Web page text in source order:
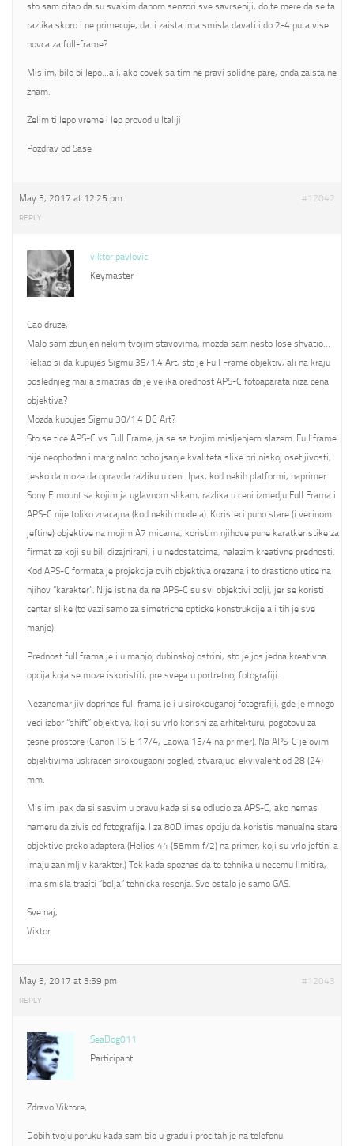
sto sam citao da su svakim danom senzori sve savrseniji, do te mere da se ta
razlika skoro i ne primecuje, da li zaista ima smisla davati i do 2-4 puta vise
novca za full-frame?
Mislim, bilo bi lepo…ali, ako covek sa tim ne pravi solidne pare, onda zaista ne
znam.
Zelim ti lepo vreme i lep provod u Italiji
Pozdrav od Sase
May 5, 2017 at 12:25 pm #12042
REPLY
viktor pavlovic
Keymaster
Cao druze,
Malo sam zbunjen nekim tvojim stavovima, mozda sam nesto lose shvatio…
Rekao si da kupujes Sigmu 35/1.4 Art, sto je Full Frame objektiv, ali na kraju
poslednjeg maila smatras da je velika orednost APS-C fotoaparata niza cena
objektiva?
Mozda kupujes Sigmu 30/1.4 DC Art?
Sto se tice APS-C vs Full Frame, ja se sa tvojim misljenjem slazem. Full frame
nije neophodan i marginalno poboljsanje kvaliteta slike pri niskoj osetljivosti,
tesko da moze da opravda razliku u ceni. Ipak, kod nekih platformi, naprimer
Sony E mount sa kojim ja uglavnom slikam, razlika u ceni izmedju Full Frama i
APS-C nije toliko znacajna (kod nekih modela). Koristeci puno stare (i vecinom
jeftine) objektive na mojim A7 micama, koristim njihove pune karatkeristike za
firmat za koji su bili dizajnirani, i u nedostatcima, nalazim kreativne prednosti.
Kod APS-C formata je projekcija ovih objektiva orezana i to drasticno utice na
njihov “karakter”. Nije istina da na APS-C su svi objektivi bolji, jer se koristi
centar slike (to vazi samo za simetricne opticke konstrukcije ali tih je sve
manje).
Prednost full frama je i u manjoj dubinskoj ostrini, sto je jos jedna kreativna
opcija koja se moze iskoristiti, pre svega u portretnoj fotografiji.
Nezanemarljiv doprinos full frama je i u sirokouganoj fotografiji, gde je mnogo
veci izbor “shift” objektiva, koji su vrlo korisni za arhitekturu, pogotovu za
tesne prostore (Canon TS-E 17/4, Laowa 15/4 na primer). Na APS-C je ovim
objektivima uskracen sirokougaoni pogled, stvarajuci ekvivalent od 28 (24)
mm.
Mislim ipak da si sasvim u pravu kada si se odlucio za APS-C, ako nemas
nameru da zivis od fotografije. I za 80D imas opciju da koristis manualne stare
objektive preko adaptera (Helios 44 (58mm f/2) na primer, koji su vrlo jeftini a
imaju zanimljiv karakter.) Tek kada spoznas da te tehnika u necemu limitira,
ima smisla traziti “bolja” tehnicka resenja. Sve ostalo je samo GAS.
Sve naj,
Viktor
May 5, 2017 at 3:59 pm #12043
REPLY
SeaDog011
Participant
Zdravo Viktore,
Dobih tvoju poruku kada sam bio u gradu i procitah je na telefonu.